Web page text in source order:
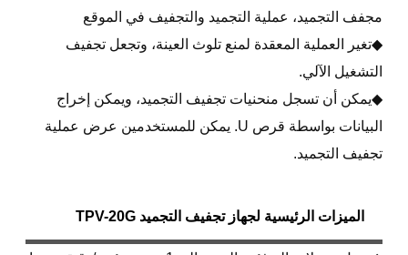
مجفف التجميد، عملية التجميد والتجفيف في الموقع
◆تغير العملية المعقدة لمنع تلوث العينة، وتجعل تجفيف
التشغيل الآلي.
◆يمكن أن تسجل منحنيات تجفيف التجميد، ويمكن إخراج
البيانات بواسطة قرص U. يمكن للمستخدمين عرض عملية
تجفيف التجميد.
الميزات الرئيسية لجهاز تجفيف التجميد TPV-20G